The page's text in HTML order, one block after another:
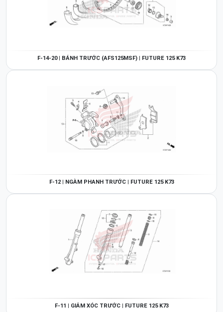
F-14-20 | BÁNH TRƯỚC (AFS125MSF) | FUTURE 125 K73
F-12 | NGÀM PHANH TRƯỚC | FUTURE 125 K73
F-11 | GIẢM XÓC TRƯỚC | FUTURE 125 K73